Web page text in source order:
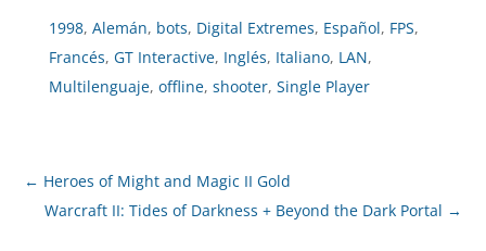
1998, Alemán, bots, Digital Extremes, Español, FPS,
Francés, GT Interactive, Inglés, Italiano, LAN,
Multilenguaje, offline, shooter, Single Player
← Heroes of Might and Magic II Gold
Warcraft II: Tides of Darkness + Beyond the Dark Portal →